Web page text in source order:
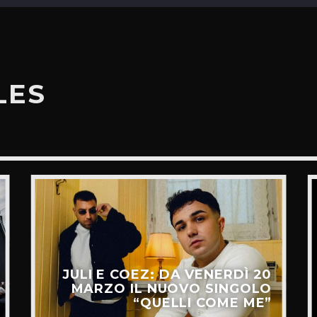
JULI E COEZ: DA VENERDÌ 20
MARZO IL NUOVO SINGOLO
“QUELLI COME ME”